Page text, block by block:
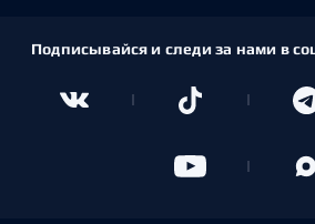
Подписывайся и следи за нами в